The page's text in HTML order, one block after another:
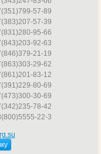
57-89
57-39
95-66
92-63
21-19
29-62
83-12
80-69
30-69
78-42
22-3